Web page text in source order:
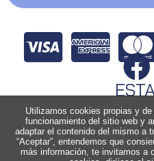
Utilizamos cookies propias y
funcionamiento del sitio web y
adaptar el contenido del mismo a
“Aceptar”, entendemos que
más información, te invitamos a